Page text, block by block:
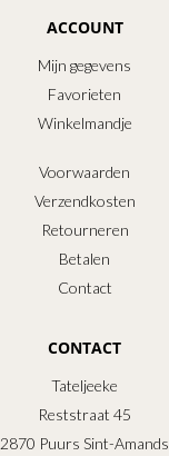
ACCOUNT
Mijn gegevens
Favorieten
Winkelmandje
Voorwaarden
Verzendkosten
Retourneren
Betalen
Contact
CONTACT
Tateljeeke
Reststraat 45
2870 Puurs Sint-Amands